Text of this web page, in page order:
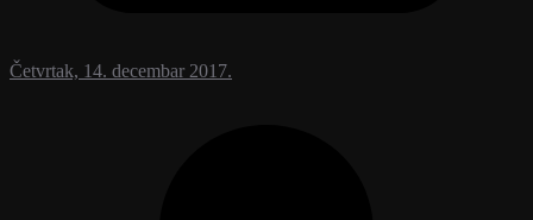
Četvrtak, 14. decembar 2017.